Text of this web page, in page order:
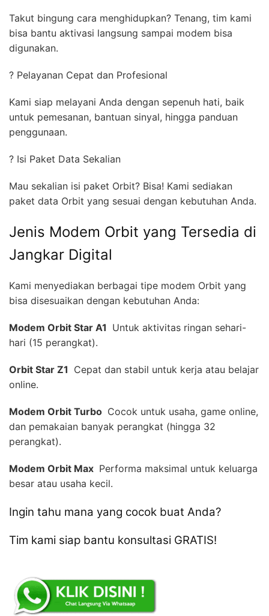
Takut bingung cara menghidupkan? Tenang, tim kami
bisa bantu aktivasi langsung sampai modem bisa
digunakan.
? Pelayanan Cepat dan Profesional
Kami siap melayani Anda dengan sepenuh hati, baik
untuk pemesanan, bantuan sinyal, hingga panduan
penggunaan.
? Isi Paket Data Sekalian
Mau sekalian isi paket Orbit? Bisa! Kami sediakan
paket data Orbit yang sesuai dengan kebutuhan Anda.
Jenis Modem Orbit yang Tersedia di
Jangkar Digital
Kami menyediakan berbagai tipe modem Orbit yang
bisa disesuaikan dengan kebutuhan Anda:
Modem Orbit Star A1  Untuk aktivitas ringan sehari-
hari (15 perangkat).
Orbit Star Z1  Cepat dan stabil untuk kerja atau belajar
online.
Modem Orbit Turbo  Cocok untuk usaha, game online,
dan pemakaian banyak perangkat (hingga 32
perangkat).
Modem Orbit Max  Performa maksimal untuk keluarga
besar atau usaha kecil.
Ingin tahu mana yang cocok buat Anda?
Tim kami siap bantu konsultasi GRATIS!